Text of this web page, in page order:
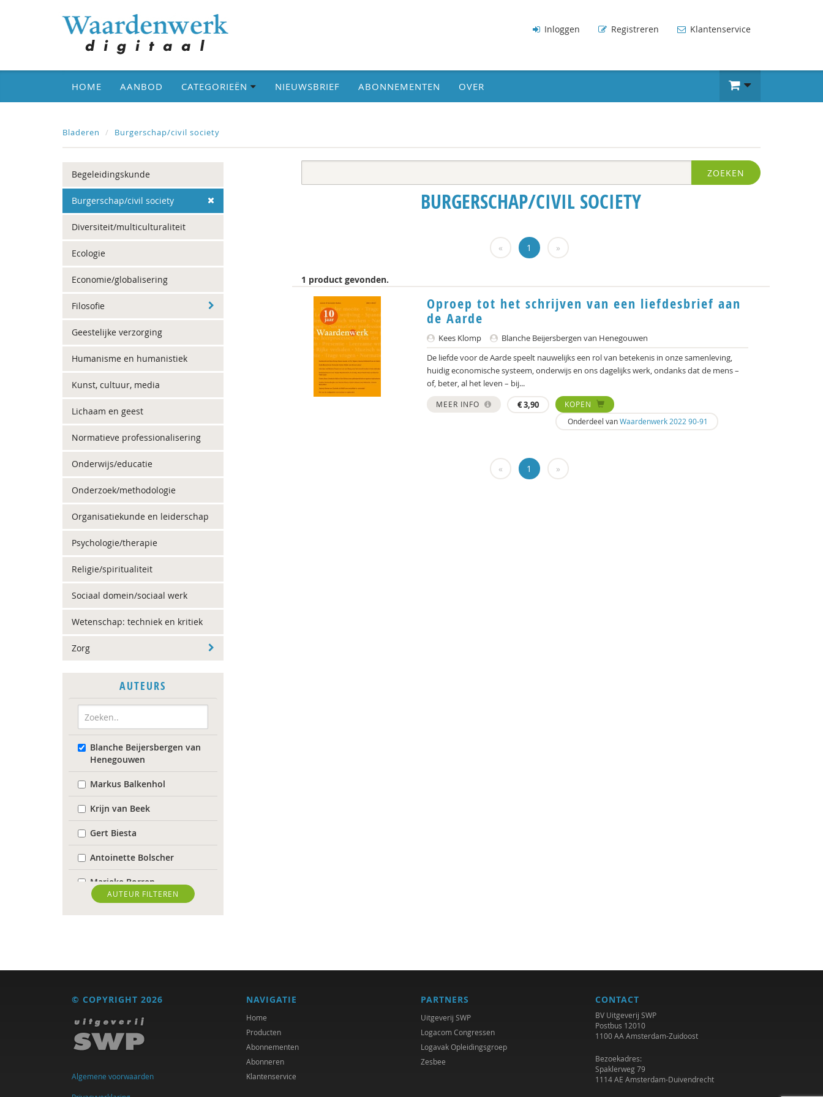
Inloggen Registreren Klantenservice
HOME AANBOD CATEGORIEËN NIEUWSBRIEF ABONNEMENTEN OVER
Bladeren Burgerschap/civil society
Begeleidingskunde
Burgerschap/civil society
Diversiteit/multiculturaliteit
Ecologie
Economie/globalisering
Filosofie
Geestelijke verzorging
Humanisme en humanistiek
Kunst, cultuur, media
Lichaam en geest
Normatieve professionalisering
Onderwijs/educatie
Onderzoek/methodologie
Organisatiekunde en leiderschap
Psychologie/therapie
Religie/spiritualiteit
Sociaal domein/sociaal werk
Wetenschap: techniek en kritiek
Zorg
AUTEURS
Blanche Beijersbergen van
Henegouwen
Markus Balkenhol
Krijn van Beek
Gert Biesta
Antoinette Bolscher
Marieke Borren
Michiel Bos
Heleen Crul
Sociaal en Cultureel
Planbureau
AUTEUR FILTEREN
ZOEKEN
BURGERSCHAP/CIVIL SOCIETY
« 1 »
1 product gevonden.
Oproep tot het schrijven van een liefdesbrief aan
de Aarde
Kees Klomp
Blanche Beijersbergen van Henegouwen
De liefde voor de Aarde speelt nauwelijks een rol van betekenis in onze samenleving,
huidig economische systeem, onderwijs en ons dagelijks werk, ondanks dat de mens –
of, beter, al het leven – bij...
MEER INFO €3,90
KOPEN
Onderdeel vanWaardenwerk 2022 90-91
« 1 »
© COPYRIGHT 2026
Algemene voorwaarden
NAVIGATIE
Home
Producten
Abonnementen
Abonneren
Klantenservice
PARTNERS
Uitgeverij SWP
Logacom Congressen
Logavak Opleidingsgroep
Zesbee
CONTACT
BV Uitgeverij SWP
Postbus 12010
1100 AA Amsterdam-Zuidoost
Bezoekadres:
Spaklerweg 79
1114 AE Amsterdam-Duivendrecht